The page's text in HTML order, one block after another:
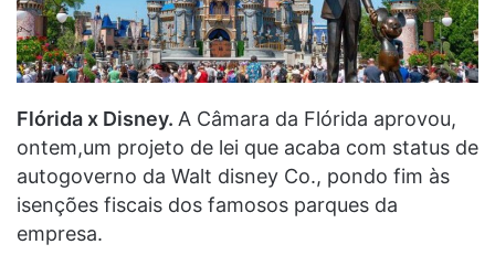
Flórida x Disney. A Câmara da Flórida aprovou,
ontem,um projeto de lei que acaba com status de
autogoverno da Walt disney Co., pondo fim às
isenções fiscais dos famosos parques da
empresa.